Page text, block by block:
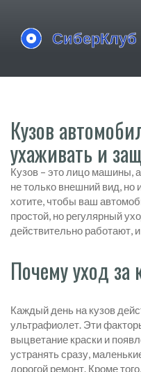
Кузов
ухаживать и
Кузов – это лицо машины, а
не только внешний вид,
хотите, чтобы ваш
простой, но регулярный
действительно работают,
Почему уход за
Каждый день на кузов
ультрафиолет. Эти
выцветание краски и
устранять сразу,
дорогой ремонт. Кроме